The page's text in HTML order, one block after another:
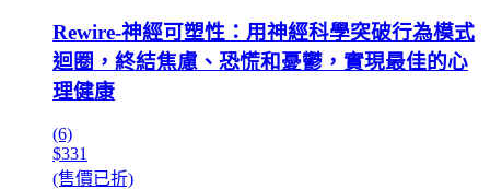
Rewire-神經可塑性：用神經科學突破行為模式
迴圈，終結焦慮、恐慌和憂鬱，實現最佳的心
理健康
(6)
$331
(售價已折)